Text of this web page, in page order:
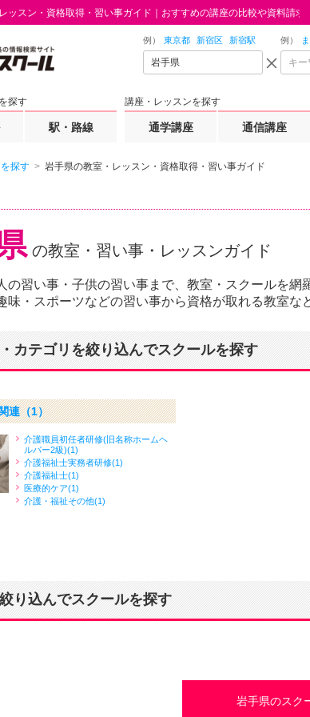
ッスン・資格取得・習い事ガイド｜おすすめの講座の比較や資料請求
例） 東京都 新宿区 新宿駅 例）
探す
駅・路線
講座・レッスンを探す
通学講座 通信講座
探す 岩手県の教室・レッスン・資格取得・習い事ガイド
の教室・習い事・レッスンガイド
の習い事・子供の習い事まで、教室・スクールを
味・スポーツなどの習い事から資格が取れる教室な
カテゴリを絞り込んでスクールを探す
連（1）
介護職員初任者研修(旧名称ホームヘ
ルパー2級)(1)
介護福祉士実務者研修(1)
介護福祉士(1)
医療的ケア(1)
介護・福祉その他(1)
り込んでスクールを探す
岩手県のスク